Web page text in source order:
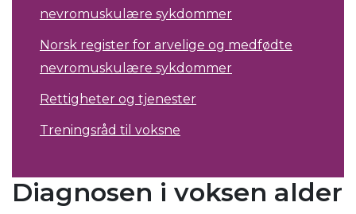
nevromuskulære sykdommer
Norsk register for arvelige og medfødte
nevromuskulære sykdommer
Rettigheter og tjenester
Treningsråd til voksne
Diagnosen i voksen alder